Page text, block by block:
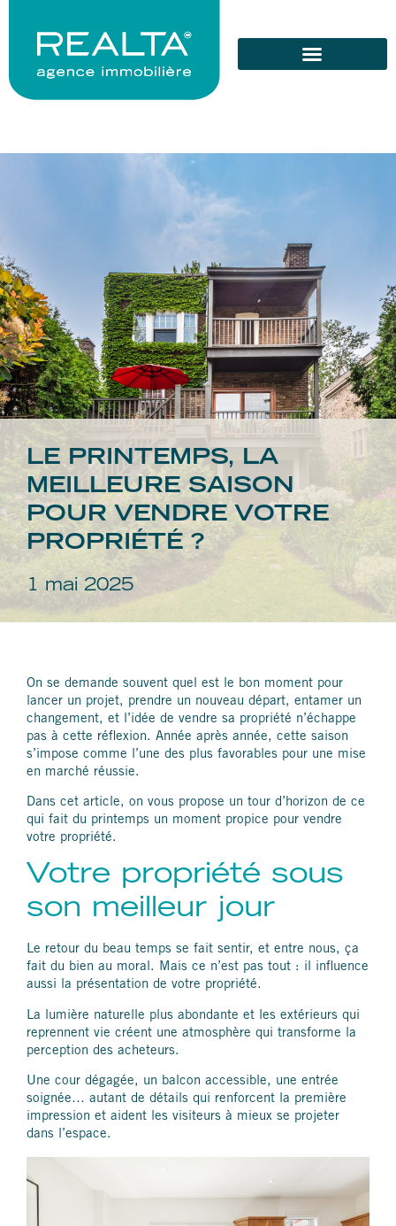
LE PRINTEMPS, LA
MEILLEURE SAISON
POUR VENDRE VOTRE
PROPRIÉTÉ ?
1 mai 2025
On se demande souvent quel est le bon moment pour
lancer un projet, prendre un nouveau départ, entamer un
changement, et l’idée de vendre sa propriété n’échappe
pas à cette réflexion. Année après année, cette saison
s’impose comme l’une des plus favorables pour une mise
en marché réussie.
Dans cet article, on vous propose un tour d’horizon de ce
qui fait du printemps un moment propice pour vendre
votre propriété.
Votre propriété sous
son meilleur jour
Le retour du beau temps se fait sentir, et entre nous, ça
fait du bien au moral. Mais ce n’est pas tout : il influence
aussi la présentation de votre propriété.
La lumière naturelle plus abondante et les extérieurs qui
reprennent vie créent une atmosphère qui transforme la
perception des acheteurs.
Une cour dégagée, un balcon accessible, une entrée
soignée… autant de détails qui renforcent la première
impression et aident les visiteurs à mieux se projeter
dans l’espace.